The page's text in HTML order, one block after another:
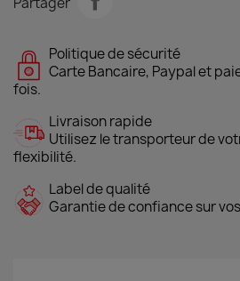
Politique de sécurité
Carte Bancaire, Paypal et
fois.
Livraison rapide
Utilisez le transporteur de
flexibilité.
Label de qualité
Garantie de confiance sur